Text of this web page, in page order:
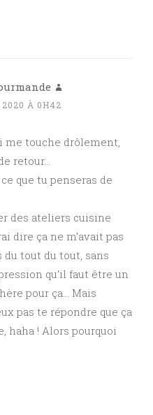
2020 À 0H42
me touche drôlement,
retour…
que tu penseras de
des ateliers cuisine
dire ça ne m’avait pas
du tout du tout, sans
qu’il faut être un
pour ça… Mais
pas te répondre que ça
haha ! Alors pourquoi